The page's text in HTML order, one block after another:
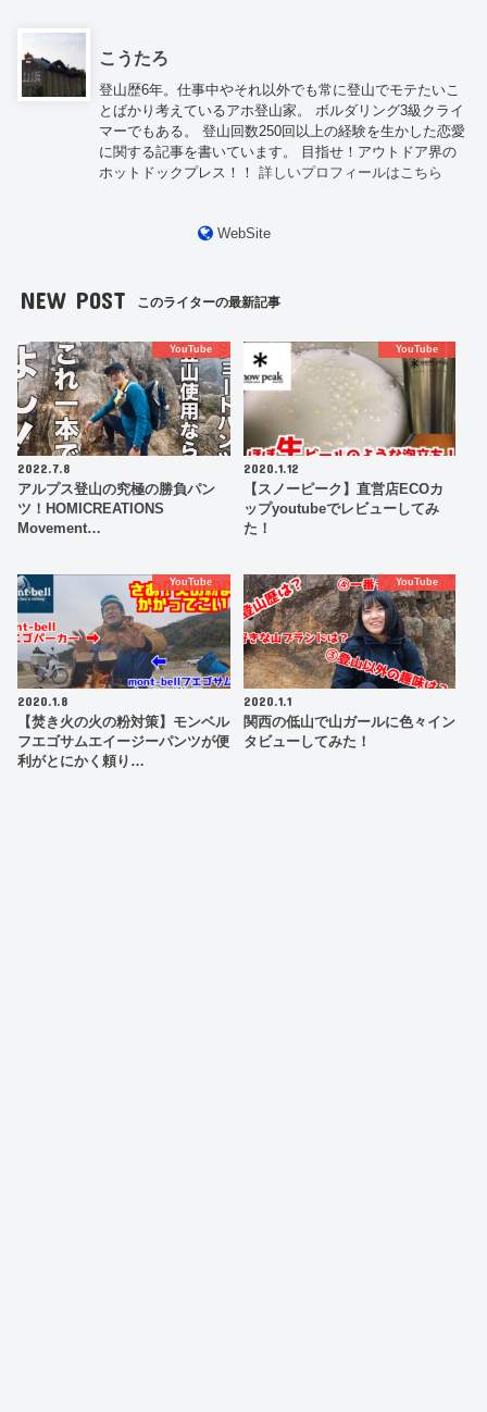
こうたろ
登山歴6年。仕事中やそれ以外でも常に登山でモテたいこ
とばかり考えているアホ登山家。 ボルダリング3級クライ
マーでもある。 登山回数250回以上の経験を生かした恋愛
に関する記事を書いています。 目指せ！アウトドア界の
ホットドックプレス！！詳しいプロフィールはこちら
WebSite
NEW POST このライターの最新記事
YouTube
2022.7.8
アルプス登山の究極の勝負パン
ツ！HOMICREATIONS
Movement…
YouTube
2020.1.12
【スノーピーク】直営店ECOカ
ップyoutubeでレビューしてみ
た！
YouTube
2020.1.8
【焚き火の火の粉対策】モンベル
フエゴサムエイージーパンツが便
利がとにかく頼り…
YouTube
2020.1.1
関西の低山で山ガールに色々イン
タビューしてみた！